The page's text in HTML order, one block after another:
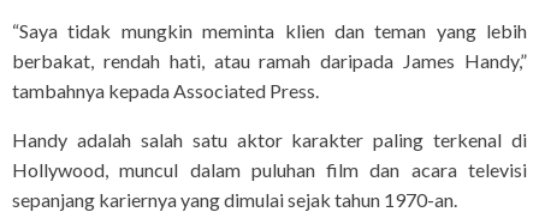
“Saya tidak mungkin meminta klien dan teman yang lebih
berbakat, rendah hati, atau ramah daripada James Handy,”
tambahnya kepada Associated Press.
Handy adalah salah satu aktor karakter paling terkenal di
Hollywood, muncul dalam puluhan film dan acara televisi
sepanjang kariernya yang dimulai sejak tahun 1970-an.